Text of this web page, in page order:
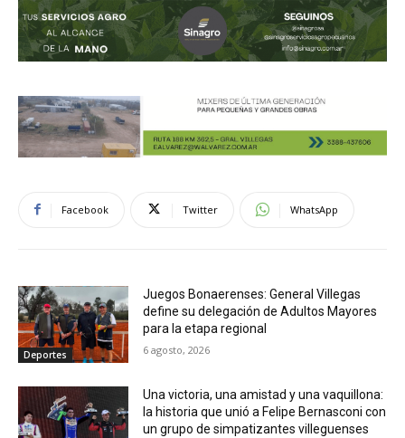
Facebook Twitter WhatsApp
Deportes
Juegos Bonaerenses: General Villegas
define su delegación de Adultos Mayores
para la etapa regional
6 agosto, 2026
Una victoria, una amistad y una vaquillona:
la historia que unió a Felipe Bernasconi con
un grupo de simpatizantes villeguenses